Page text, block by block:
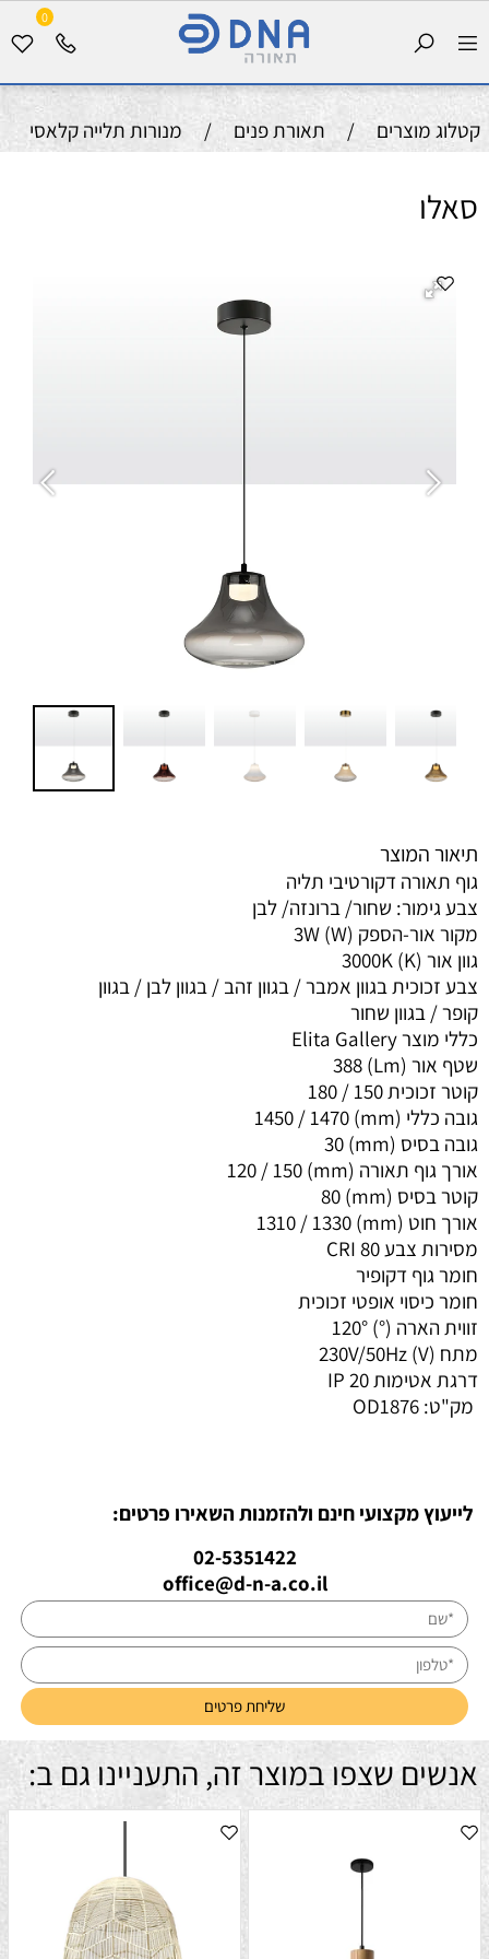
0
קטלוג מוצרים / תאורת פנים / מנורות תלייה קלאסי
סאלו
תיאור המוצר
גוף תאורה דקורטיבי תליה
צבע גימור: שחור/ ברונזה/ לבן
מקור אור-הספק (W) 3W
גוון אור (K) 3000K
צבע זכוכית בגוון אמבר / בגוון זהב / בגוון לבן / בגוון
קופר / בגוון שחור
כללי מוצר Elita Gallery
שטף אור (Lm) 388
קוטר זכוכית 150 / 180
גובה כללי (mm) 1450 / 1470
גובה בסיס (mm) 30
אורך גוף תאורה (mm) 120 / 150
קוטר בסיס (mm) 80
אורך חוט (mm) 1310 / 1330
מסירות צבע CRI 80
חומר גוף דקופיר
חומר כיסוי אופטי זכוכית
זווית הארה (°) 120°
מתח (V) 230V/50Hz
דרגת אטימות IP 20
מק"ט: OD1876
לייעוץ מקצועי חינם ולהזמנות השאירו פרטים:
02-5351422
office@d-n-a.co.il
אנשים שצפו במוצר זה, התעניינו גם ב: